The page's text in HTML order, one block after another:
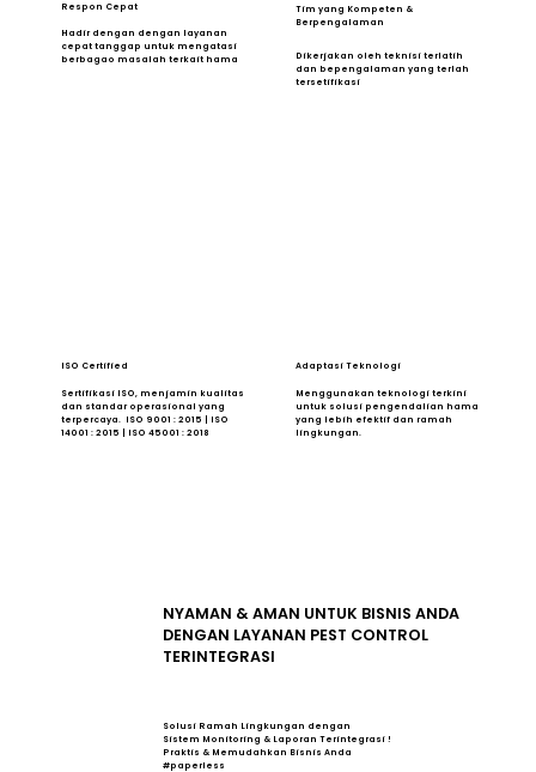
NYAMAN & AMAN UNTUK BISNIS ANDA
DENGAN LAYANAN PEST CONTROL
TERINTEGRASI
Solusi Ramah Lingkungan dengan
Sistem Monitoring & Laporan Terintegrasi !
Praktis & Memudahkan Bisnis Anda
#paperless
Adaptasi Teknologi
Menggunakan teknologi terkini
untuk solusi pengendalian hama
yang lebih efektif dan ramah
lingkungan.
ISO Certified
Sertifikasi ISO, menjamin kualitas
dan standar operasional yang
terpercaya. ISO 9001 : 2015 | ISO
14001 : 2015 | ISO 45001 : 2018
Tim yang Kompeten &
Berpengalaman
Dikerjakan oleh teknisi terlatih
dan bepengalaman yang terlah
tersetifikasi
Respon Cepat
Hadir dengan dengan layanan
cepat tanggap untuk mengatasi
berbagao masalah terkait hama